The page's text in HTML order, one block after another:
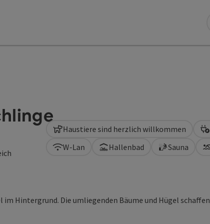
W-Lan Hallenbad Sauna
Haustiere sind herzlich willkommen